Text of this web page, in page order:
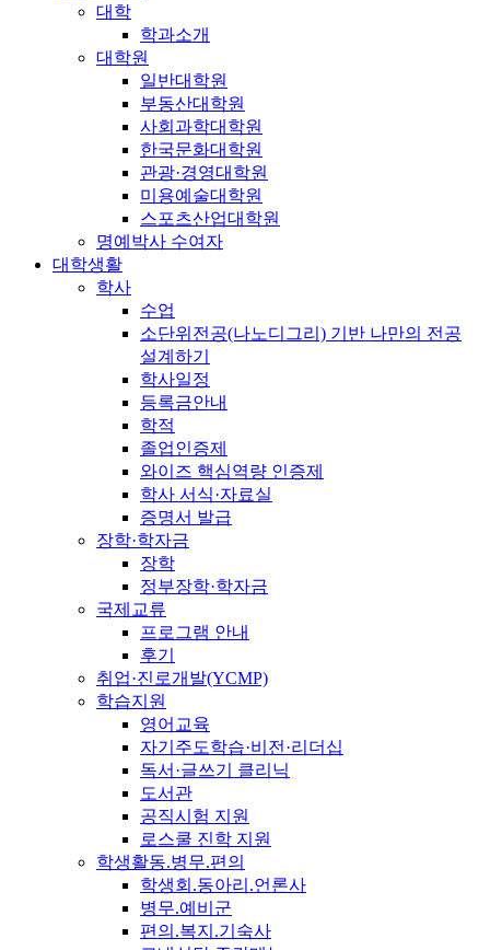
대학
학과소개
대학원
일반대학원
부동산대학원
사회과학대학원
한국문화대학원
관광·경영대학원
미용예술대학원
스포츠산업대학원
명예박사 수여자
대학생활
학사
수업
소단위전공(나노디그리) 기반 나만의 전공
설계하기
학사일정
등록금안내
학적
졸업인증제
와이즈 핵심역량 인증제
학사 서식·자료실
증명서 발급
장학·학자금
장학
정부장학·학자금
국제교류
프로그램 안내
후기
취업·진로개발(YCMP)
학습지원
영어교육
자기주도학습·비전·리더십
독서·글쓰기 클리닉
도서관
공직시험 지원
로스쿨 진학 지원
학생활동.병무.편의
학생회.동아리.언론사
병무.예비군
편의.복지.기숙사